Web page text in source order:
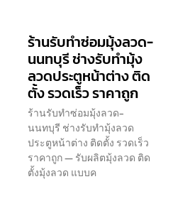
ร้านรับทำซ่อมมุ้งลวด-
นนทบุรี ช่างรับทำมุ้ง
ลวดประตูหน้าต่าง ติด
ตั้ง รวดเร็ว ราคาถูก
ร้านรับทำซ่อมมุ้งลวด-
นนทบุรี ช่างรับทำมุ้งลวด
ประตูหน้าต่าง ติดตั้ง รวดเร็ว
ราคาถูก — รับผลิตมุ้งลวด ติด
ตั้งมุ้งลวด แบบค